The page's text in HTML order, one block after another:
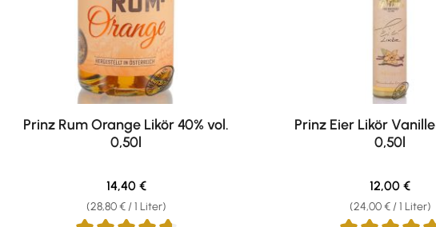
Prinz Rum Orange Likör 40% vol.
0,50l
(28,80 € / 1 Liter)
Regulärer Preis:
14,40 €
Prinz Eier Likör Vanille
0,50l
(24,00 € / 1 Liter)
Regulärer
12,00 €